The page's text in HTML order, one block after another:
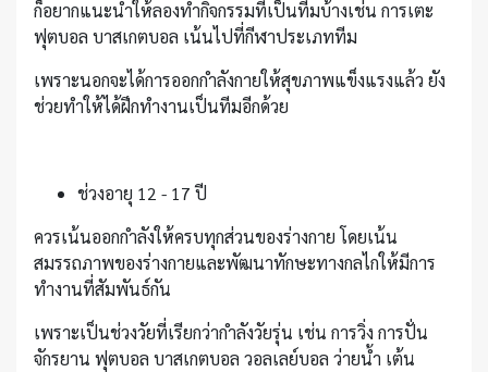
ก็อยากแนะนำให้ลองทำกิจกรรมที่เป็นทีมบ้างเช่น การเตะ
ฟุตบอล บาสเกตบอล เน้นไปที่กีฬาประเภททีม
เพราะนอกจะได้การออกกำลังกายให้สุขภาพแข็งแรงแล้ว ยัง
ช่วยทำให้ได้ฝึกทำงานเป็นทีมอีกด้วย
ช่วงอายุ 12 - 17 ปี
ควรเน้นออกกำลังให้ครบทุกส่วนของร่างกาย โดยเน้น
สมรรถภาพของร่างกายและพัฒนาทักษะทางกลไกให้มีการ
ทำงานที่สัมพันธ์กัน
เพราะเป็นช่วงวัยที่เรียกว่ากำลังวัยรุ่น เช่น การวิ่ง การปั่น
จักรยาน ฟุตบอล บาสเกตบอล วอลเลย์บอล ว่ายน้ำ เต้น